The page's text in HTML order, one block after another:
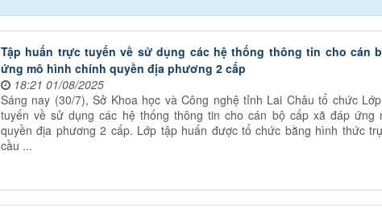
Tập huấn trực tuyến về sử dụng các hệ thống thông tin cho cán
ứng mô hình chính quyền địa phương 2 cấp
18:21 01/08/2025
Sáng nay (30/7), Sở Khoa học và Công nghệ tỉnh Lai Châu tổ chức
tuyến về sử dụng các hệ thống thông tin cho cán bộ cấp xã đáp ứng
quyền địa phương 2 cấp. Lớp tập huấn được tổ chức bằng hình thức
cầu ...